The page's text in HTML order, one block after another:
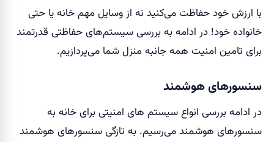
با ارزش خود حفاظت می‌کنید نه از وسایل مهم خانه یا حتی
خانواده خود! در ادامه به بررسی سیستم‌های حفاظتی قدرتمند
برای تامین امنیت همه جانبه منزل شما می‌پردازیم.
سنسورهای هوشمند
در ادامه بررسی انواع سیستم های امنیتی برای خانه به
سنسورهای هوشمند می‌رسیم. به تازگی سنسورهای هوشمند